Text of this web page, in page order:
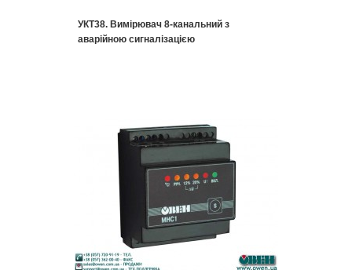
УКТ38. Вимірювач 8-канальний з
аварійною сигналізацією